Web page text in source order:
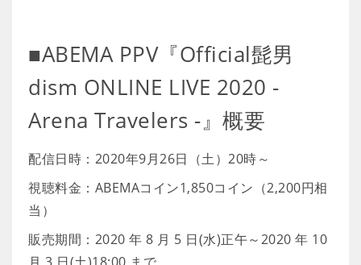
■ABEMA PPV『Official髭男
dism ONLINE LIVE 2020 -
Arena Travelers -』概要
配信日時：2020年9月26日（土）20時～
視聴料金：ABEMAコイン1,850コイン（2,200円相
当）
販売期間：2020 年 8 月 5 日(水)正午～2020 年 10